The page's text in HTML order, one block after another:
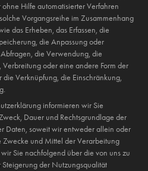
Hilfe automatisierter Verfahren
Vorgangsreihe im Zusammenhang
das Erheben, das Erfassen, die
die Anpassung oder
die Verwendung, die
oder eine andere Form der
Verknüpfung, die Einschränkung,
informieren wir Sie
Dauer und Rechtsgrundlage der
Daten, soweit wir entweder allein oder
und Mittel der Verarbeitung
Sie nachfolgend über die von uns zu
der Nutzungsqualität